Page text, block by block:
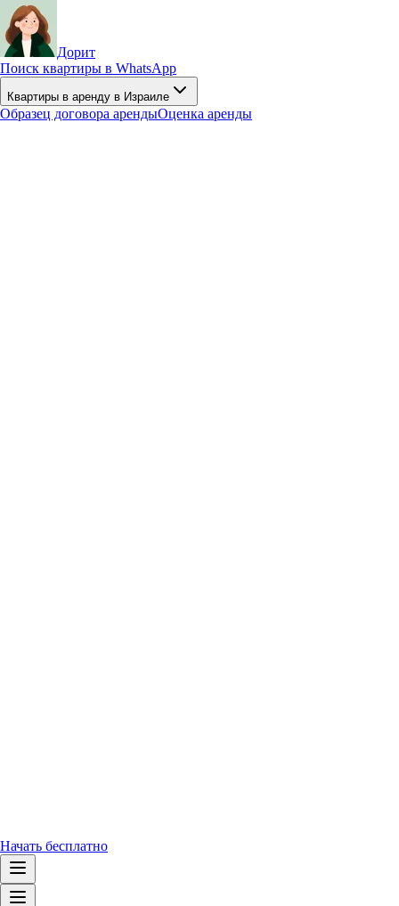
Дорит
Поиск квартиры в WhatsApp
Квартиры в аренду в Израиле
Образец договора арендыОценка аренды
Начать бесплатно